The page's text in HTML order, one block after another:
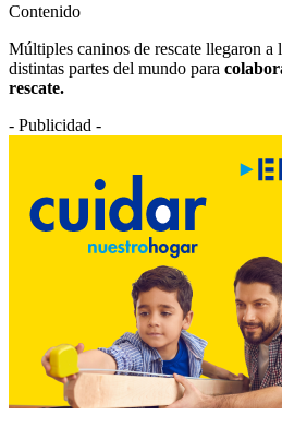
Contenido
Múltiples caninos de rescate llegaron a
distintas partes del mundo para
rescate.
- Publicidad -